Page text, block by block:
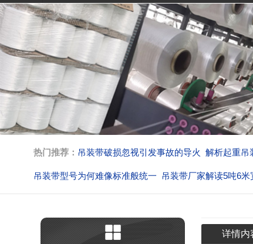
热门推荐： 吊装带破损忽视引发事故的导火 解析起重吊
吊装带型号为何难像标准般统一 吊装带厂家解读5吨6米
详情内